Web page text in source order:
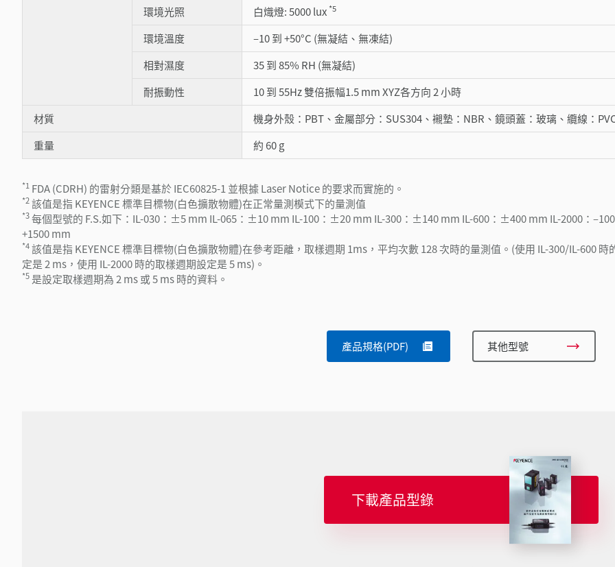
環境光照
白熾燈: 5000 lux *5
環境溫度
–10 到 +50°C (無凝結、無凍結)
相對濕度
35 到 85% RH (無凝結)
耐振動性
10 到 55Hz 雙倍振幅1.5 mm XYZ各方向 2 小時
材質
機身外殼：PBT、金屬部分：SUS304、襯墊：NBR、鏡頭蓋：玻璃、纜線：
重量
約 60 g
*1 FDA (CDRH) 的雷射分類是基於 IEC60825-1 並根據 Laser Notice 的要求而實施的。
*2該值是指 KEYENCE 標準目標物(白色擴散物體)在正常量測模式下的量測值
*3每個型號的 F.S.如下：IL-030：±5 mm IL-065：±10 mm IL-100：±20 mm IL-300：±140 mm IL-600：±400 mm IL-2000：
+1500 mm
*4該值是指 KEYENCE 標準目標物(白色擴散物體)在參考距離，取樣週期 1ms，平均次數 128 次時的量測值。(使用 IL-300/IL-600 時
定是 2 ms，使用 IL-2000 時的取樣週期設定是 5 ms)。
*5 是設定取樣週期為 2 ms 或 5 ms 時的資料。
產品規格(PDF) 其他型號
下載產品型錄